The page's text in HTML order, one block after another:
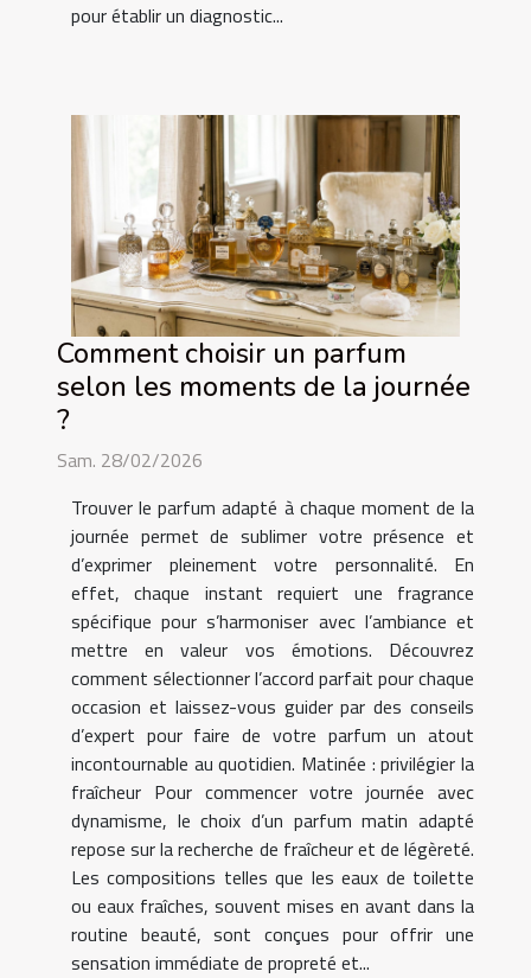
pour établir un diagnostic...
Comment choisir un parfum
selon les moments de la journée
?
Sam. 28/02/2026
Trouver le parfum adapté à chaque moment de la
journée permet de sublimer votre présence et
d’exprimer pleinement votre personnalité. En
effet, chaque instant requiert une fragrance
spécifique pour s’harmoniser avec l’ambiance et
mettre en valeur vos émotions. Découvrez
comment sélectionner l’accord parfait pour chaque
occasion et laissez-vous guider par des conseils
d’expert pour faire de votre parfum un atout
incontournable au quotidien. Matinée : privilégier la
fraîcheur Pour commencer votre journée avec
dynamisme, le choix d’un parfum matin adapté
repose sur la recherche de fraîcheur et de légèreté.
Les compositions telles que les eaux de toilette
ou eaux fraîches, souvent mises en avant dans la
routine beauté, sont conçues pour offrir une
sensation immédiate de propreté et...